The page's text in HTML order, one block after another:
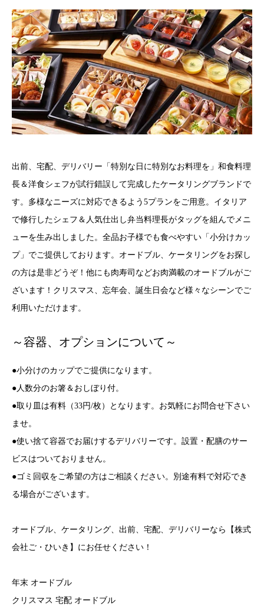
出前、宅配、デリバリー「特別な日に特別なお料理を」和食料理
長＆洋食シェフが試行錯誤して完成したケータリングブランドで
す。多様なニーズに対応できるよう5プランをご用意。イタリア
で修行したシェフ＆人気仕出し弁当料理長がタッグを組んでメニ
ューを生み出しました。全品お子様でも食べやすい「小分けカッ
プ」でご提供しております。オードブル、ケータリングをお探し
の方は是非どうぞ！他にも肉寿司などお肉満載のオードブルがご
ざいます！クリスマス、忘年会、誕生日会など様々なシーンでご
利用いただけます。
～容器、オプションについて～
●小分けのカップでご提供になります。
●人数分のお箸＆おしぼり付。
●取り皿は有料（33円/枚）となります。お気軽にお問合せ下さい
ませ。
●使い捨て容器でお届けするデリバリーです。設置・配膳のサー
ビスはついておりません。
●ゴミ回収をご希望の方はご相談ください。別途有料で対応でき
る場合がございます。
オードブル、ケータリング、出前、宅配、デリバリーなら【株式
会社ご・ひいき】にお任せください！
年末 オードブル
クリスマス 宅配 オードブル